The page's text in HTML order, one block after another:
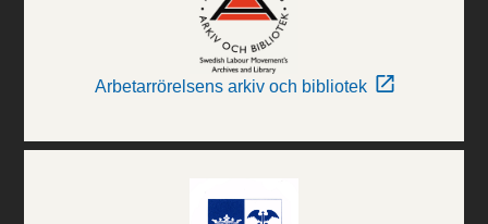
Arbetarrörelsens arkiv och bibliotek